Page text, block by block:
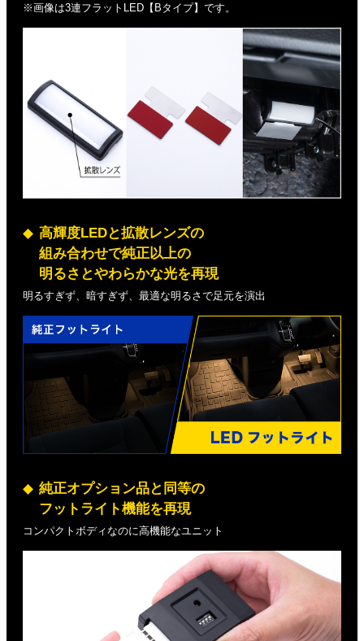
※画像は3連フラットLED【Bタイプ】です。
高輝度LEDと拡散レンズの
組み合わせで純正以上の
明るさとやわらかな光を再現
明るすぎず、暗すぎず、最適な明るさで足元を演出
純正オプション品と同等の
フットライト機能を再現
コンパクトボディなのに高機能なユニット